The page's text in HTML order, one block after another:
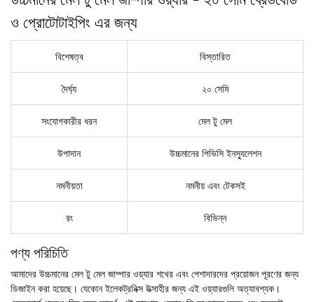
ও প্রোটোটাইপিং এর জন্য
বিশেষত্ব বিস্তারিত
দৈর্ঘ্য ২০ সেমি
সংযোগকারীর ধরন মেল টু মেল
উপাদান উচ্চমানের পিভিসি ইনস্যুলেশন
নমনীয়তা নমনীয় এবং টেকসই
রং বিভিন্ন
পণ্য পরিচিতি
আমাদের উচ্চমানের মেল টু মেল জাম্পার ওয়্যার শখের এবং পেশাদারদের প্রয়োজন পূরণের জন্য
ডিজাইন করা হয়েছে। যেকোন ইলেকট্রনিক্স উত্সাহীর জন্য এই ওয়্যারগুলি অত্যাবশ্যক।